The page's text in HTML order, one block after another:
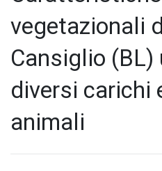
vegetazionali
Cansiglio
diversi carichi
animali